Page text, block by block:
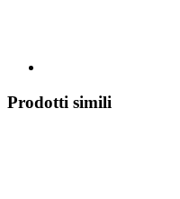
Prodotti simili